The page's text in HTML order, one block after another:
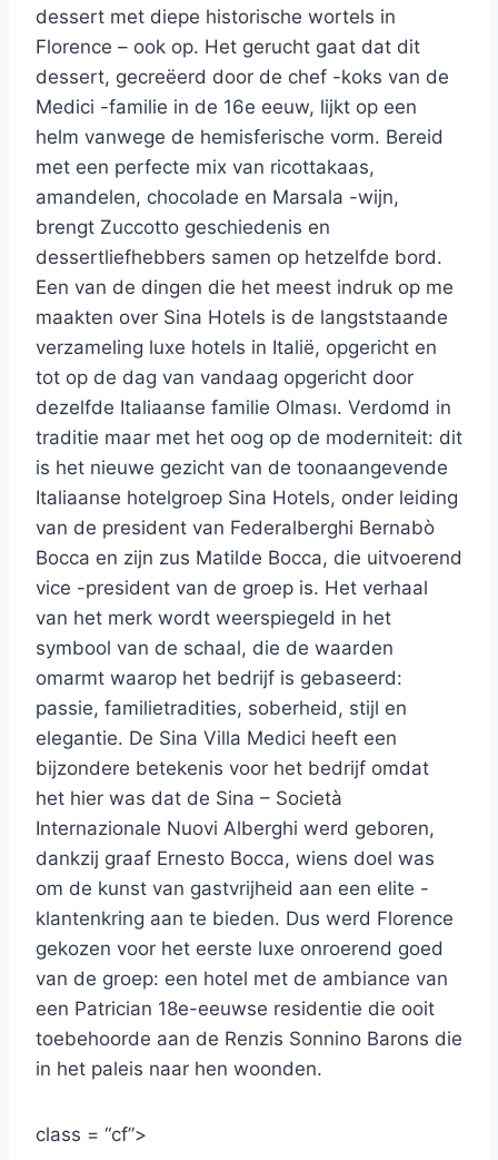
dessert met diepe historische wortels in
Florence – ook op. Het gerucht gaat dat dit
dessert, gecreëerd door de chef -koks van de
Medici -familie in de 16e eeuw, lijkt op een
helm vanwege de hemisferische vorm. Bereid
met een perfecte mix van ricottakaas,
amandelen, chocolade en Marsala -wijn,
brengt Zuccotto geschiedenis en
dessertliefhebbers samen op hetzelfde bord.
Een van de dingen die het meest indruk op me
maakten over Sina Hotels is de langststaande
verzameling luxe hotels in Italië, opgericht en
tot op de dag van vandaag opgericht door
dezelfde Italiaanse familie Olması. Verdomd in
traditie maar met het oog op de moderniteit: dit
is het nieuwe gezicht van de toonaangevende
Italiaanse hotelgroep Sina Hotels, onder leiding
van de president van Federalberghi Bernabò
Bocca en zijn zus Matilde Bocca, die uitvoerend
vice -president van de groep is. Het verhaal
van het merk wordt weerspiegeld in het
symbool van de schaal, die de waarden
omarmt waarop het bedrijf is gebaseerd:
passie, familietradities, soberheid, stijl en
elegantie. De Sina Villa Medici heeft een
bijzondere betekenis voor het bedrijf omdat
het hier was dat de Sina – Società
Internazionale Nuovi Alberghi werd geboren,
dankzij graaf Ernesto Bocca, wiens doel was
om de kunst van gastvrijheid aan een elite -
klantenkring aan te bieden. Dus werd Florence
gekozen voor het eerste luxe onroerend goed
van de groep: een hotel met de ambiance van
een Patrician 18e-eeuwse residentie die ooit
toebehoorde aan de Renzis Sonnino Barons die
in het paleis naar hen woonden.
class = “cf”>